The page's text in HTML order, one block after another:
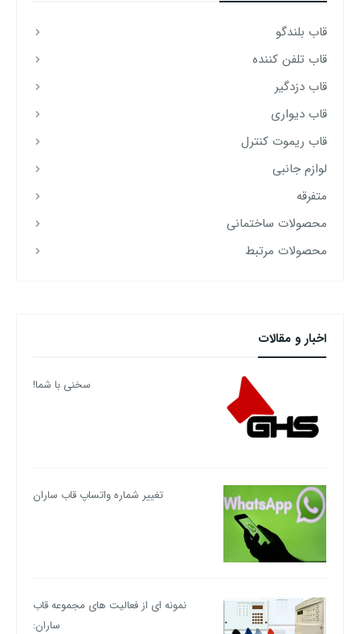
قاب بلندگو
قاب تلفن کننده
قاب دزدگیر
قاب دیواری
قاب ریموت کنترل
لوازم جانبی
متفرقه
محصولات ساختمانی
محصولات مرتبط
اخبار و مقالات
سخنی با شما!
تغییر شماره واتساپ قاب ساران
نمونه ای از فعالیت های مجموعه قاب
ساران: